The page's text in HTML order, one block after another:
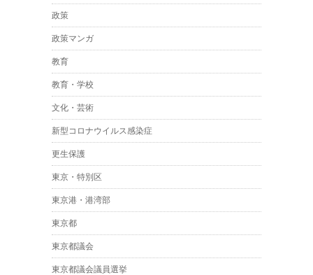
政策
政策マンガ
教育
教育・学校
文化・芸術
新型コロナウイルス感染症
更生保護
東京・特別区
東京港・港湾部
東京都
東京都議会
東京都議会議員選挙